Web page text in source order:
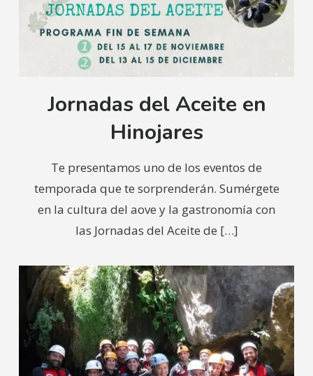
Jornadas del Aceite en
Hinojares
Te presentamos uno de los eventos de
temporada que te sorprenderán. Sumérgete
en la cultura del aove y la gastronomía con
las Jornadas del Aceite de […]